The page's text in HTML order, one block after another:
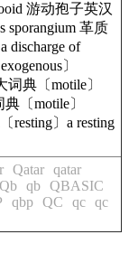
游动孢子英汉
sporangium 革质
discharge of
〕
词典〔motile〕
〔motile〕
resting〕a resting
Qatar qatar
Qb qb QBASIC
qbp QC qc qc